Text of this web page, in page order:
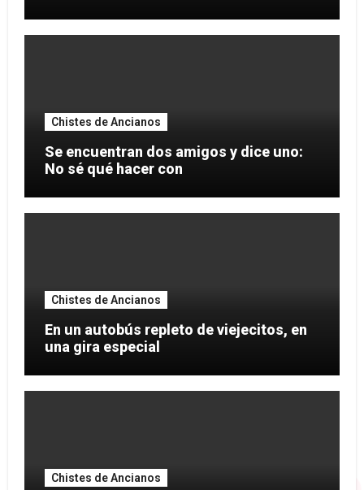
Chistes de Ancianos
Se encuentran dos amigos y dice uno:
No sé qué hacer con
Chistes de Ancianos
En un autobús repleto de viejecitos, en
una gira especial
Chistes de Ancianos